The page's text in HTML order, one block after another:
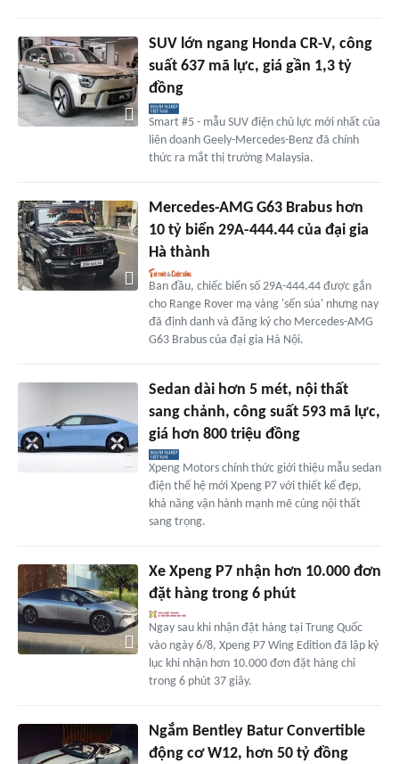
SUV lớn ngang Honda CR-V, công
suất 637 mã lực, giá gần 1,3 tỷ
đồng
Smart #5 - mẫu SUV điện chủ lực mới nhất của
liên doanh Geely-Mercedes-Benz đã chính
thức ra mắt thị trường Malaysia.
Mercedes-AMG G63 Brabus hơn
10 tỷ biển 29A-444.44 của đại gia
Hà thành
Ban đầu, chiếc biển số 29A-444.44 được gắn
cho Range Rover mạ vàng 'sến súa' nhưng nay
đã định danh và đăng ký cho Mercedes-AMG
G63 Brabus của đại gia Hà Nội.
Sedan dài hơn 5 mét, nội thất
sang chảnh, công suất 593 mã lực,
giá hơn 800 triệu đồng
Xpeng Motors chính thức giới thiệu mẫu sedan
điện thế hệ mới Xpeng P7 với thiết kế đẹp,
khả năng vận hành mạnh mẽ cùng nội thất
sang trọng.
Xe Xpeng P7 nhận hơn 10.000 đơn
đặt hàng trong 6 phút
Ngay sau khi nhận đặt hàng tại Trung Quốc
vào ngày 6/8, Xpeng P7 Wing Edition đã lập kỷ
lục khi nhận hơn 10.000 đơn đặt hàng chỉ
trong 6 phút 37 giây.
Ngắm Bentley Batur Convertible
động cơ W12, hơn 50 tỷ đồng